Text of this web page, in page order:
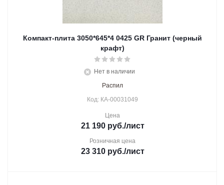
Компакт-плита 3050*645*4 0425 GR Гранит (черный
крафт)
Нет в наличии
Распил
Код: КА-00031049
Цена
21 190руб./лист
Розничная цена
23 310руб./лист